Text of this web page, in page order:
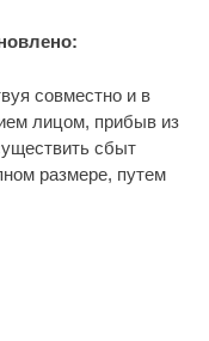
совместно и в
лицом, прибыв из
сбыт
размере, путем